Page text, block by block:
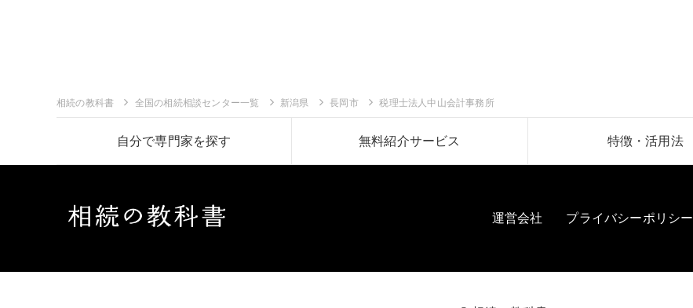
相続の教科書 全国の相続相談センター一覧 新潟県 長岡市 税理士法人中山会計事務所
自分で専門家を探す 無料紹介サービス 特徴・活用法
運営会社 プライバシーポリシー